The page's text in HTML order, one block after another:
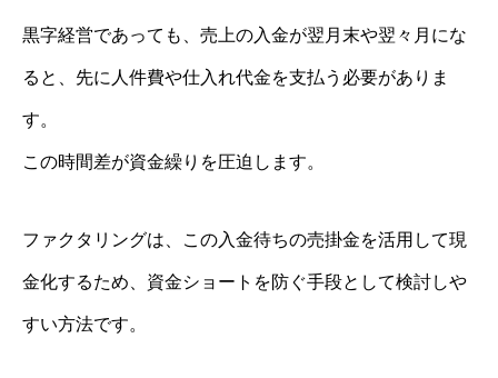
黒字経営であっても、売上の入金が翌月末や翌々月にな
ると、先に人件費や仕入れ代金を支払う必要がありま
す。
この時間差が資金繰りを圧迫します。
ファクタリングは、この入金待ちの売掛金を活用して現
金化するため、資金ショートを防ぐ手段として検討しや
すい方法です。